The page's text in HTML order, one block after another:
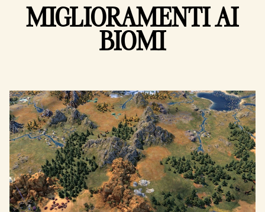
MIGLIORAMENTI AI
BIOMI